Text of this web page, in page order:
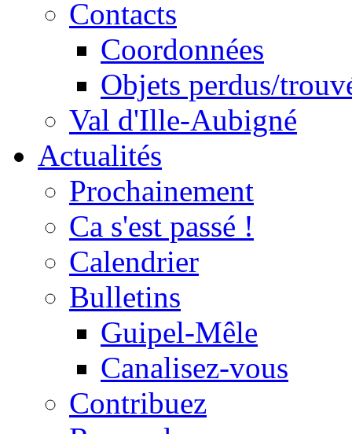
Contacts
Coordonnées
Objets perdus/
Val d'Ille-Aubigné
Actualités
Prochainement
Ca s'est passé !
Calendrier
Bulletins
Guipel-Mêle
Canalisez-vous
Contribuez